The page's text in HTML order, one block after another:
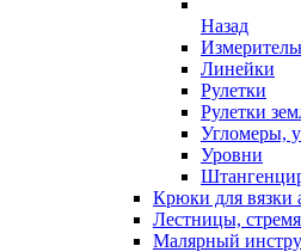
Назад
Линейки
Рулетки
Рулетки
Угломеры,
Уровни
Крюки для вязки
Лестницы,
Малярный